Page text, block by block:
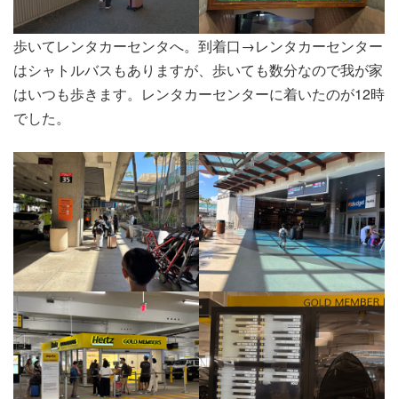
歩いてレンタカーセンタへ。到着口→レンタカーセンター
はシャトルバスもありますが、歩いても数分なので我が家
はいつも歩きます。レンタカーセンターに着いたのが12時
でした。